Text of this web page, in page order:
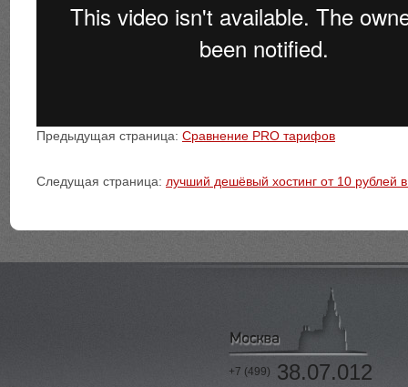
Предыдущая страница: Сравнение PRO тарифов
Следущая страница: лучший дешёвый хостинг от 10 рублей
+7 (499) 38.07.012